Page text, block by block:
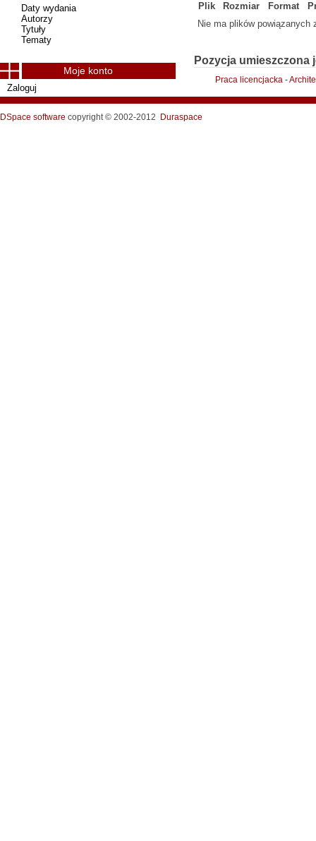
Plik Rozmiar Format
Nie ma plików powiązanych
Pozycja
Praca licencjacka -
Daty wydania
Autorzy
Tytuły
Tematy
Moje konto
Zaloguj
DSpace software copyright © 2002-2012 Duraspace